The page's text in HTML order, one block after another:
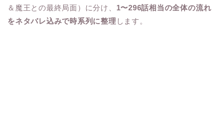
＆魔王との最終局面）に分け、 1〜296話相当の全体の流れ
をネタバレ込みで時系列に整理 します。